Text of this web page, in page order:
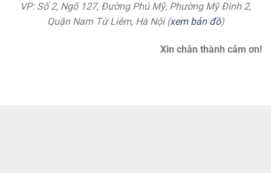
VP: Số 2, Ngõ 127, Đường Phú Mỹ, Phường Mỹ Đình 2,
Quận Nam Từ Liêm, Hà Nội (xem bản đồ)
Xin chân thành cảm ơn!